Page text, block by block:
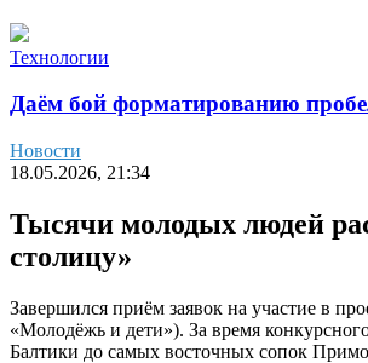
Технологии
Даём бой форматированию
Новости
18.05.2026, 21:34
Тысячи молодых людей
столицу»
Завершился приём заявок на участие в
«Молодёжь и дети»). За время
Балтики до самых восточных сопок